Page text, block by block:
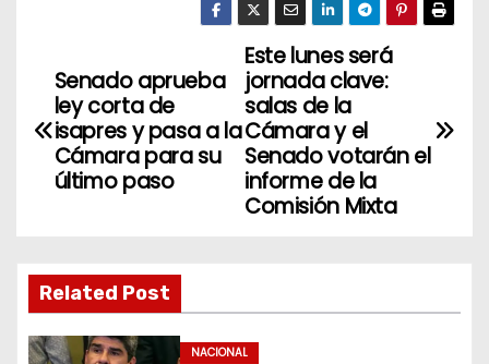
N
a
a
c
Este lunes será
jornada clave:
salas de la
Cámara y el
Senado votarán el
informe de la
Comisión Mixta
Senado aprueba
ley corta de
isapres y pasa a la
Cámara para su
último paso
Related Post
NACIONAL